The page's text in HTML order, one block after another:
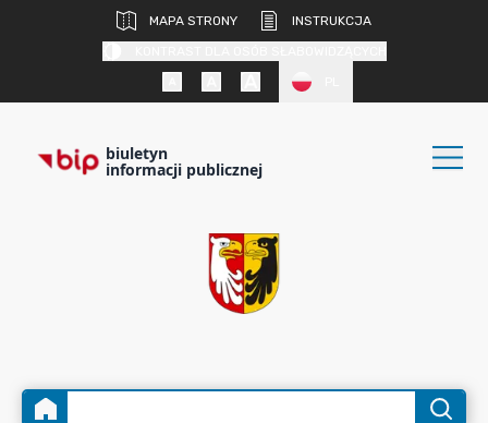
MAPA STRONY
INSTRUKCJA
biuletyn
informacji publicznej